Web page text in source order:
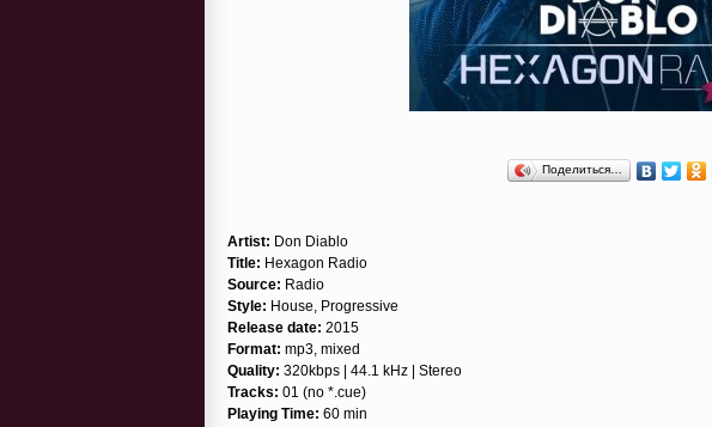
Поделиться…
Artist: Don Diablo
Title: Hexagon Radio
Source: Radio
Style: House, Progressive
Release date: 2015
Format: mp3, mixed
Quality: 320kbps | 44.1 kHz | Stereo
Tracks: 01 (no *.cue)
Playing Time: 60 min